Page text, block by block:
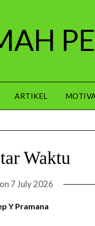
ARTIKEL
Waktu
7 July 2026
Y Pramana